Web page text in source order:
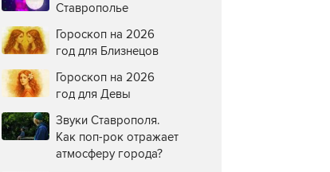
Ставрополье
Гороскоп на 2026
год для Близнецов
Гороскоп на 2026
год для Девы
Звуки Ставрополя.
Как поп-рок отражает
атмосферу города?